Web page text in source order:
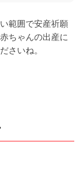
範囲で安産祈願
ちゃんの出産に
さいね。